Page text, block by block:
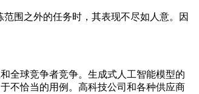
围之外的任务时，其表现不尽如人意。因
全球竞争者竞争。生成式人工智能模型的
不恰当的用例。高科技公司和各种供应商